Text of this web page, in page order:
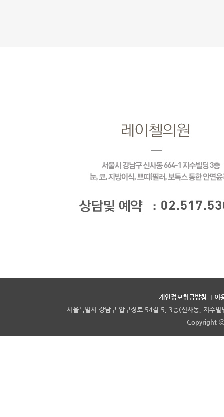
개인정보취급방침
이
서울특별시 강남구 압구정로 54길 5, 3층(신사동, 지수
Copyright